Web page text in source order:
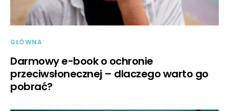
GŁÓWNA
Darmowy e-book o ochronie
przeciwsłonecznej – dlaczego warto go
pobrać?